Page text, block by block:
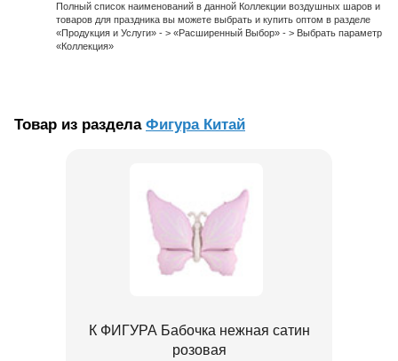
Полный список наименований в данной Коллекции воздушных шаров и
товаров для праздника вы можете выбрать и купить оптом в разделе
«Продукция и Услуги» - > «Расширенный Выбор» - > Выбрать параметр
«Коллекция»
Товар из раздела Фигура Китай
К ФИГУРА Бабочка нежная сатин
розовая